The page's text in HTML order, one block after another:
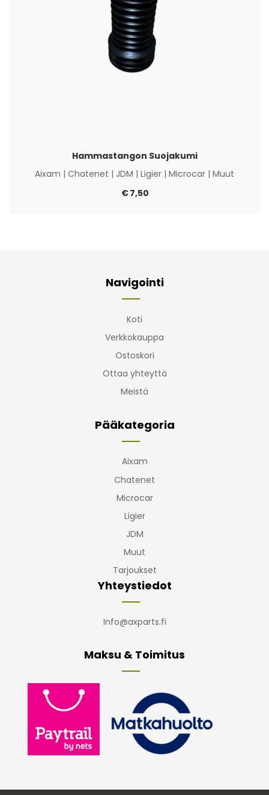
Hammastangon Suojakumi
Aixam | Chatenet | JDM | Ligier | Microcar | Muut
€7,50
Navigointi
Koti
Verkkokauppa
Ostoskori
Ottaa yhteyttä
Meistä
Pääkategoria
Aixam
Chatenet
Microcar
Ligier
JDM
Muut
Tarjoukset
Yhteystiedot
Info@axparts.fi
Maksu & Toimitus